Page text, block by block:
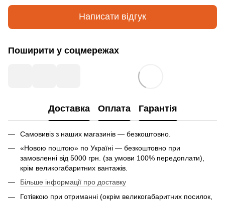
Написати відгук
Поширити у соцмережах
Доставка Оплата Гарантія
Самовивіз з наших магазинів — безкоштовно.
«Новою поштою» по Україні — безкоштовно при
замовленні від 5000 грн. (за умови 100% передоплати),
крім великогабаритних вантажів.
Більше інформації про доставку
Готівкою при отриманні (окрім великогабаритних посилок,